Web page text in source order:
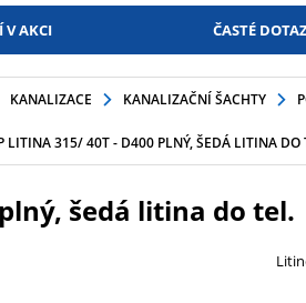
V AKCI ČASTÉ
KANALIZACE KANALIZAČNÍ ŠACHTY
LITINA 315/ 40T - D400 PLNÝ, ŠEDÁ LITINA DO
šedá litina do tel.